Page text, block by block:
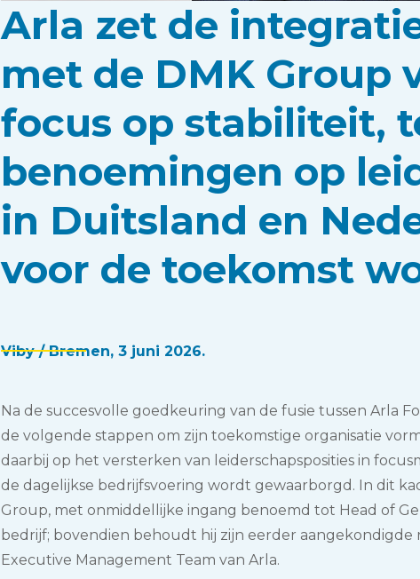
Arla zet de
met de DMK Group
focus op stabiliteit,
benoemingen op
in Duitsland en
voor de toekomst
Viby / Bremen, 3 juni 2026.
Na de succesvolle goedkeuring van de fusie tussen Arla
de volgende stappen om zijn toekomstige organisatie
daarbij op het versterken van leiderschapsposities in
de dagelijkse bedrijfsvoering wordt gewaarborgd. In dit
Group, met onmiddellijke ingang benoemd tot Head of
bedrijf; bovendien behoudt hij zijn eerder aangekondigde
Executive Management Team van Arla.